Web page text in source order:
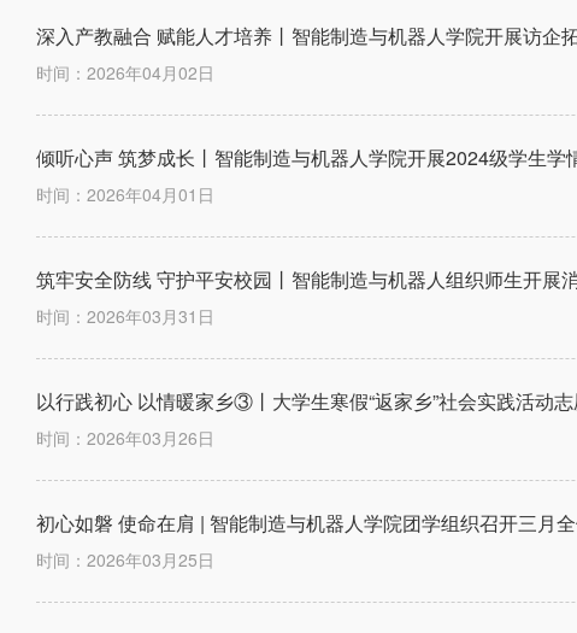
深入产教融合 赋能人才培养丨智能制造与机器人学院开展访企
时间：2026年04月02日
倾听心声 筑梦成长丨智能制造与机器人学院开展2024级学生学
时间：2026年04月01日
筑牢安全防线 守护平安校园丨智能制造与机器人组织师生开展
时间：2026年03月31日
以行践初心 以情暖家乡③丨大学生寒假“返家乡”社会实践活动
时间：2026年03月26日
初心如磐 使命在肩 | 智能制造与机器人学院团学组织召开三月
时间：2026年03月25日